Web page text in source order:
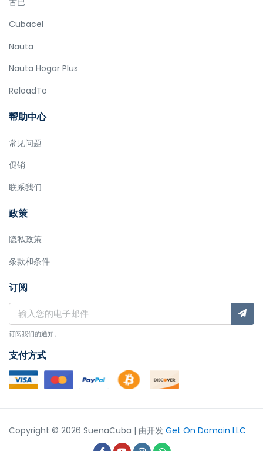
Cubacel
Nauta
Nauta Hogar Plus
ReloadTo
帮助中心
常见问题
促销
联系我们
政策
隐私政策
条款和条件
订阅
订阅我们的通知。
支付方式
Copyright © 2026 SuenaCuba | 由开发 Get On Domain LLC